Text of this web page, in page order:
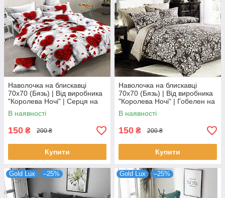
Наволочка на блискавці
70х70 (Бязь) | Від виробника
"Королева Ночі" | Серця на
білому з сірим відтінком
В наявності
150 ₴ 200 ₴
Купити
Наволочка на блискавці
70х70 (Бязь) | Від виробника
"Королева Ночі" | Гобелен на
коричневому
В наявності
150 ₴ 200 ₴
Купити
Gold Lux –25% Gold Lux –25%